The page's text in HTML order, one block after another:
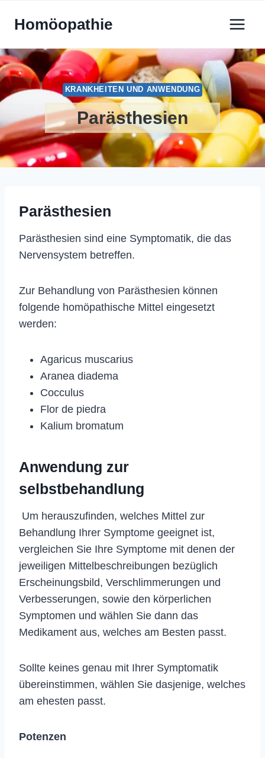
InhaltHomöopathie
KRANKHEITEN UND ANWENDUNG
Parästhesien
Parästhesien
Parästhesien sind eine Symptomatik, die das
Nervensystem betreffen.
Zur Behandlung von Parästhesien können
folgende homöpathische Mittel eingesetzt
werden:
Agaricus muscarius
Aranea diadema
Cocculus
Flor de piedra
Kalium bromatum
Anwendung zur
selbstbehandlung
Um herauszufinden, welches Mittel zur
Behandlung Ihrer Symptome geeignet ist,
vergleichen Sie Ihre Symptome mit denen der
jeweiligen Mittelbeschreibungen bezüglich
Erscheinungsbild, Verschlimmerungen und
Verbesserungen, sowie den körperlichen
Symptomen und wählen Sie dann das
Medikament aus, welches am Besten passt.
Sollte keines genau mit Ihrer Symptomatik
übereinstimmen, wählen Sie dasjenige, welches
am ehesten passt.
Potenzen